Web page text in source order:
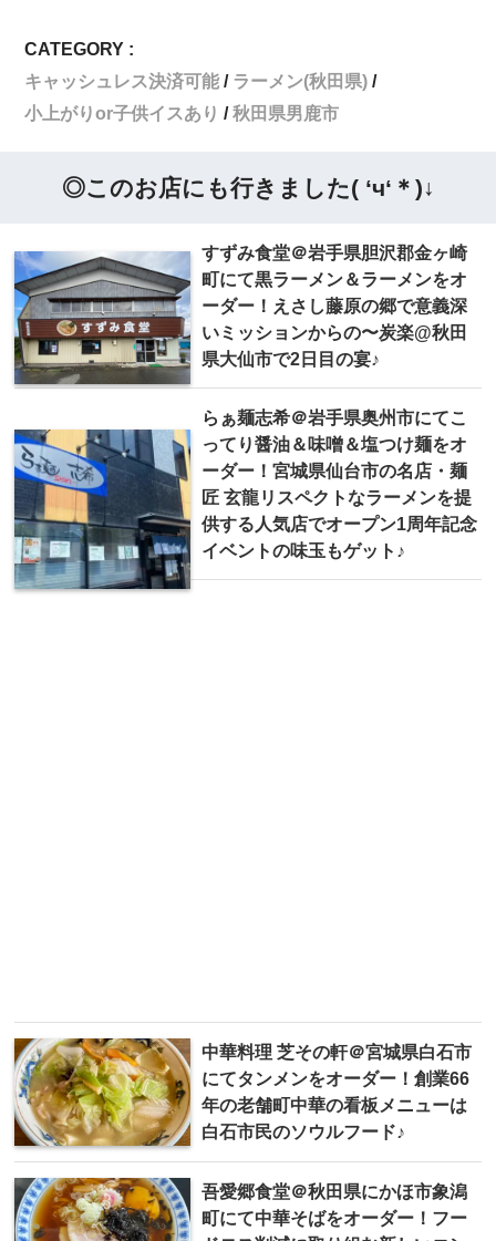
CATEGORY :
キャッシュレス決済可能
ラーメン(秋田県)
小上がりor子供イスあり
秋田県男鹿市
◎このお店にも行きました( ‘ч‘＊)↓
すずみ食堂＠岩手県胆沢郡金ヶ崎
町にて黒ラーメン＆ラーメンをオ
ーダー！えさし藤原の郷で意義深
いミッションからの〜炭楽@秋田
県大仙市で2日目の宴♪
らぁ麺志希＠岩手県奥州市にてこ
ってり醤油＆味噌＆塩つけ麺をオ
ーダー！宮城県仙台市の名店・麺
匠 玄龍リスペクトなラーメンを提
供する人気店でオープン1周年記念
イベントの味玉もゲット♪
中華料理 芝その軒＠宮城県白石市
にてタンメンをオーダー！創業66
年の老舗町中華の看板メニューは
白石市民のソウルフード♪
吾愛郷食堂＠秋田県にかほ市象潟
町にて中華そばをオーダー！フー